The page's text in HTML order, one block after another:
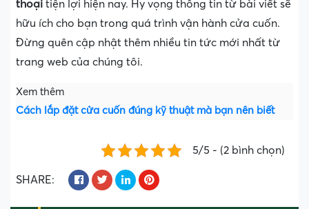
thoại tiện lợi hiện nay. Hy vọng thông tin từ bài viết sẽ
hữu ích cho bạn trong quá trình vận hành cửa cuốn.
Đừng quên cập nhật thêm nhiều tin tức mới nhất từ
trang web của chúng tôi.
Xem thêm
Cách lắp đặt cửa cuốn đúng kỹ thuật mà bạn nên biết
5/5 - (2 bình chọn)
SHARE: